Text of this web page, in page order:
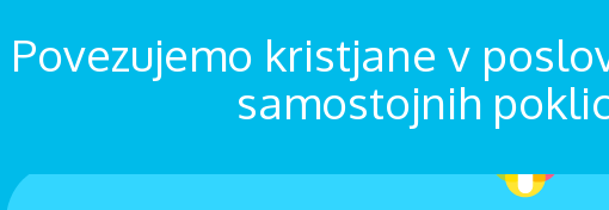
Povezujemo kristjane v
samostojnih